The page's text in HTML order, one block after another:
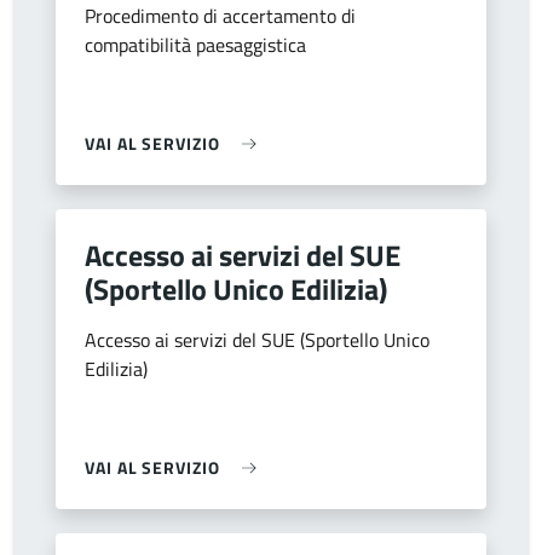
Procedimento di accertamento di
compatibilità paesaggistica
VAI AL SERVIZIO
Accesso ai servizi del SUE
(Sportello Unico Edilizia)
Accesso ai servizi del SUE (Sportello Unico
Edilizia)
VAI AL SERVIZIO